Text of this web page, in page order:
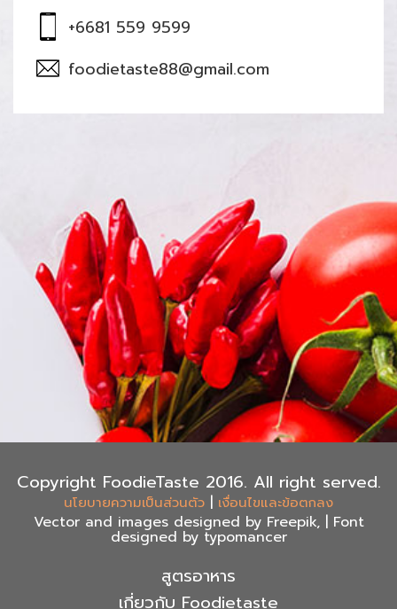
+6681 559 9599
foodietaste88@gmail.com
Copyright FoodieTaste 2016. All right served.
นโยบายความเป็นส่วนตัว | เงื่อนไขและข้อตกลง
Vector and images designed by Freepik, | Font
designed by typomancer
สูตรอาหาร
เกี่ยวกับ Foodietaste